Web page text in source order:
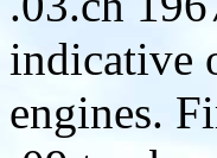
indicative
engines.